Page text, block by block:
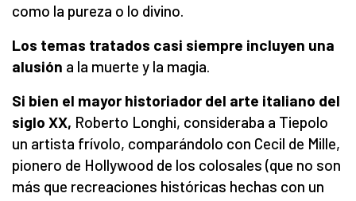
como la pureza o lo divino.
Los temas tratados casi siempre incluyen una
alusión a la muerte y la magia.
Si bien el mayor historiador del arte italiano del
siglo XX, Roberto Longhi, consideraba a Tiepolo
un artista frívolo, comparándolo con Cecil de Mille,
pionero de Hollywood de los colosales (que no son
más que recreaciones históricas hechas con un